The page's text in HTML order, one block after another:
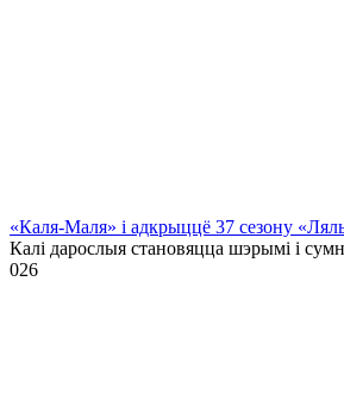
«Каля-Маля» і адкрыццё 37 сезону
Калі дарослыя становяцца шэрымі і
026